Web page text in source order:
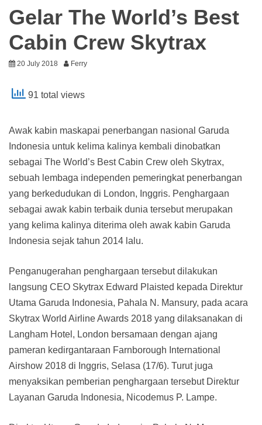
Gelar The World’s Best
Cabin Crew Skytrax
20 July 2018 Ferry
91 total views
Awak kabin maskapai penerbangan nasional Garuda
Indonesia untuk kelima kalinya kembali dinobatkan
sebagai The World’s Best Cabin Crew oleh Skytrax,
sebuah lembaga independen pemeringkat penerbangan
yang berkedudukan di London, Inggris. Penghargaan
sebagai awak kabin terbaik dunia tersebut merupakan
yang kelima kalinya diterima oleh awak kabin Garuda
Indonesia sejak tahun 2014 lalu.
Penganugerahan penghargaan tersebut dilakukan
langsung CEO Skytrax Edward Plaisted kepada Direktur
Utama Garuda Indonesia, Pahala N. Mansury, pada acara
Skytrax World Airline Awards 2018 yang dilaksanakan di
Langham Hotel, London bersamaan dengan ajang
pameran kedirgantaraan Farnborough International
Airshow 2018 di Inggris, Selasa (17/6). Turut juga
menyaksikan pemberian penghargaan tersebut Direktur
Layanan Garuda Indonesia, Nicodemus P. Lampe.